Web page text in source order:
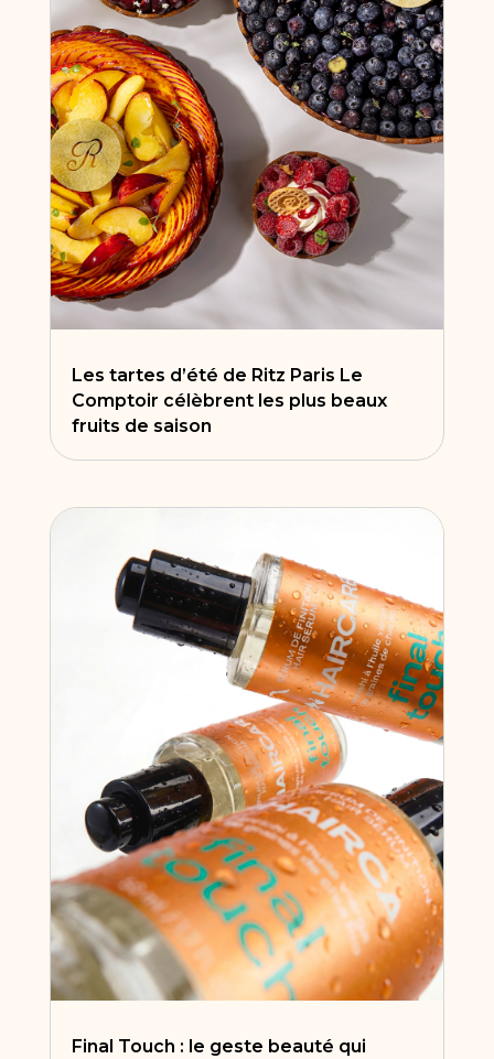
Les tartes d’été de Ritz Paris Le
Comptoir célèbrent les plus beaux
fruits de saison
Final Touch : le geste beauté qui